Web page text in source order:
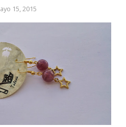
15, 2015